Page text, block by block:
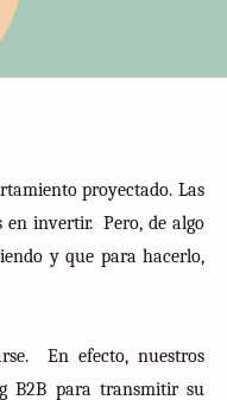
proyectado. Las
en invertir. Pero, de algo
y que para hacerlo,
En efecto, nuestros
B2B para transmitir su